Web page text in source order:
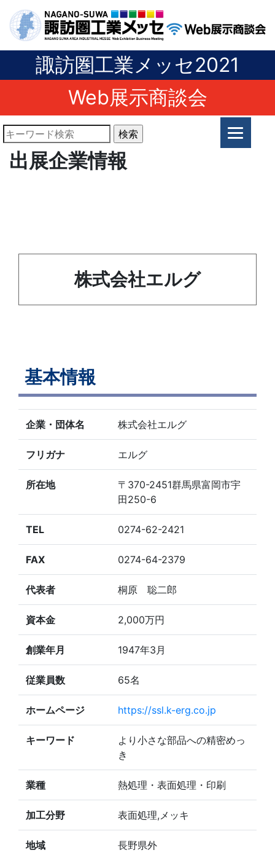
諏訪圏工業メッセ2021
Web展示商談会
出展企業情報
株式会社エルグ
基本情報
企業・団体名 株式会社エルグ
フリガナ エルグ
所在地
〒370-2451群馬県富岡市宇
田250-6
TEL 0274-62-2421
FAX 0274-64-2379
代表者 桐原 聡二郎
資本金 2,000万円
創業年月 1947年3月
従業員数 65名
ホームページ https://ssl.k-erg.co.jp
キーワード
より小さな部品への精密めっ
き
業種 熱処理・表面処理・印刷
加工分野 表面処理,メッキ
地域 長野県外